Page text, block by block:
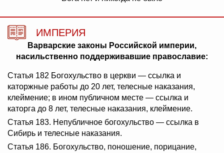
ИМПЕРИЯ
Варварские законы Российской империи,
насильственно поддерживавшие православие:
Статья 182 Богохульство в церкви — ссылка и
каторжные работы до 20 лет, телесные наказания,
клеймение; в ином публичном месте — ссылка и
каторга до 8 лет, телесные наказания, клеймение.
Статья 183. Непубличное богохульство — ссылка в
Сибирь и телесные наказания.
Статья 186. Богохульство, поношение, порицание,